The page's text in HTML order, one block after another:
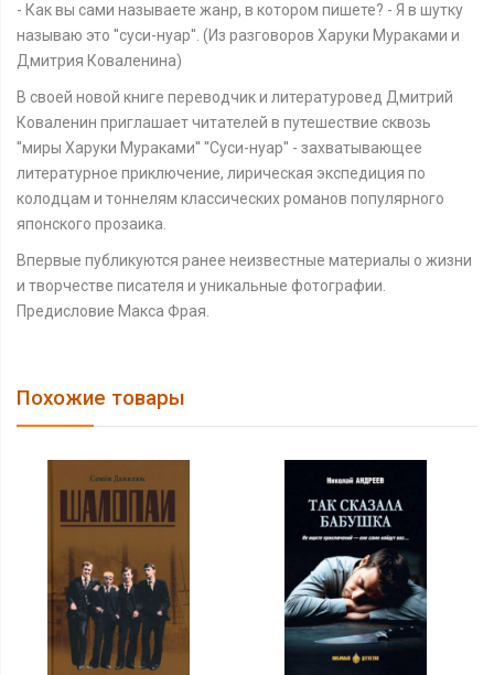
- Как вы сами называете жанр, в котором пишете? - Я в шутку
называю это ''суси-нуар''. (Из разговоров Харуки Мураками и
Дмитрия Коваленина)
В своей новой книге переводчик и литературовед Дмитрий
Коваленин приглашает читателей в путешествие сквозь
''миры Харуки Мураками'' ''Суси-нуар'' - захватывающее
литературное приключение, лирическая экспедиция по
колодцам и тоннелям классических романов популярного
японского прозаика.
Впервые публикуются ранее неизвестные материалы о жизни
и творчестве писателя и уникальные фотографии.
Предисловие Макса Фрая.
Похожие товары